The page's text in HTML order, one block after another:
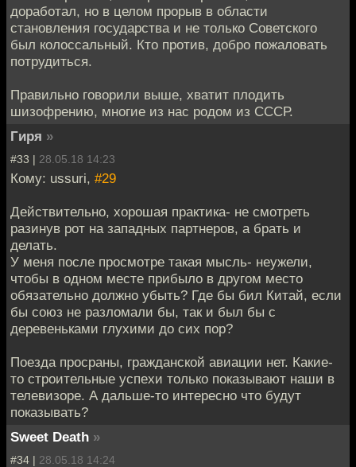
доработал, но в целом прорыв в области
становления государства и не только Советского
был колоссальный. Кто против, добро пожаловать
потрудиться.
Правильно говорили выше, хватит плодить
шизофрению, многие из нас родом из СССР.
Гиря »
#33 | 28.05.18 14:23
Кому: ussuri, #29
Действительно, хорошая практика- не смотреть
разинув рот на западных партнеров, а брать и
делать.
У меня после просмотре такая мысль- неужели,
чтобы в одном месте прибыло в другом место
обязательно должно убыть? Где бы бил Китай, если
бы союз не разломали бы, так и был бы с
деревеньками глухими до сих пор?
Поезда просраны, гражданской авиации нет. Какие-
то строительные успехи только показывают наши в
телевизоре. А дальше-то интересно что будут
показывать?
Sweet Death »
#34 | 28.05.18 14:24